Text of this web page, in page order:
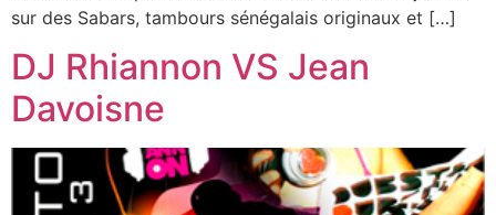
sur des Sabars, tambours sénégalais originaux et […]
DJ Rhiannon VS Jean
Davoisne